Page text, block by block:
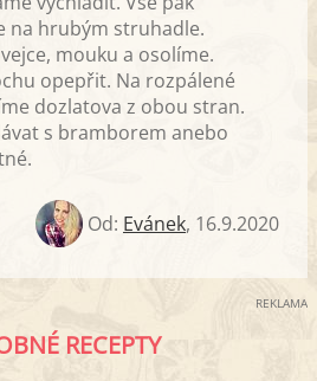
na hrubým struhadle.
mouku a osolíme.
opepřit. Na rozpálené
dozlatova z obou stran.
s bramborem anebo
Od: Evánek, 16.9.2020
REKLAMA
RECEPTY